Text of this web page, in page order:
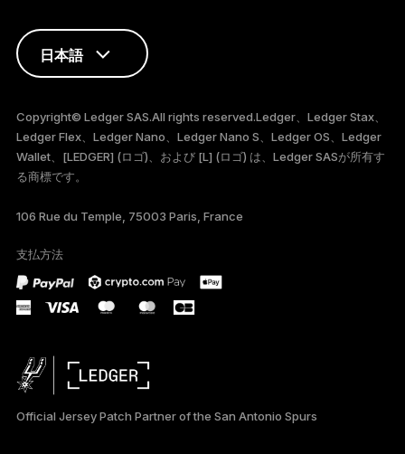
日本語
Copyright© Ledger SAS.All rights reserved.Ledger、Ledger Stax、
Ledger Flex、Ledger Nano、Ledger Nano S、Ledger OS、Ledger
Wallet、[LEDGER] (ロゴ)、および [L] (ロゴ) は、Ledger SASが所有す
る商標です。
106 Rue du Temple, 75003 Paris, France
支払方法
Official Jersey Patch Partner of the San Antonio Spurs